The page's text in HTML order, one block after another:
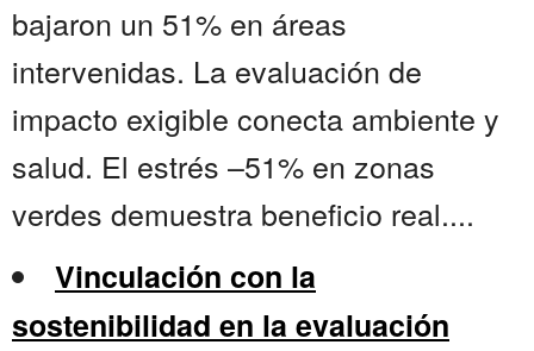
bajaron un 51% en áreas
intervenidas. La evaluación de
impacto exigible conecta ambiente y
salud. El estrés –51% en zonas
verdes demuestra beneficio real....
Vinculación con la
sostenibilidad en la evaluación